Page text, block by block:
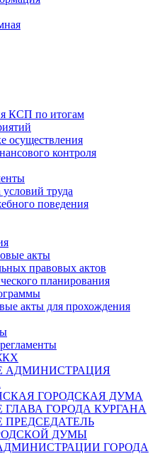
КСП по итогам
осуществления
контроля
труда
поведения
акты
правовых актов
планирования
акты для прохождения
АДМИНИСТРАЦИЯ
ГОРОДСКАЯ ДУМА
ГОРОДА КУРГАНА
ДУМЫ
ГОРОДА